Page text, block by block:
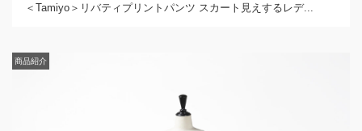
＜Tamiyo＞リバティプリントパンツ スカート見えするレデ...
商品紹介